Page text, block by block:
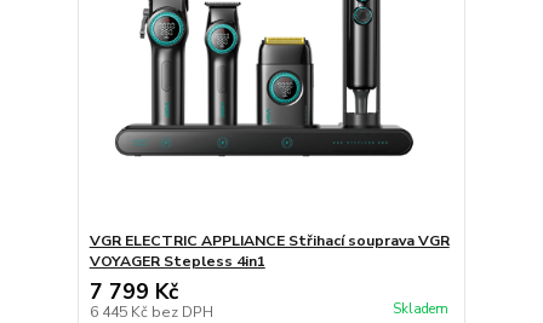
VGR ELECTRIC APPLIANCE Střihací souprava VGR
VOYAGER Stepless 4in1
7 799 Kč
6 445 Kč bez DPH Skladem